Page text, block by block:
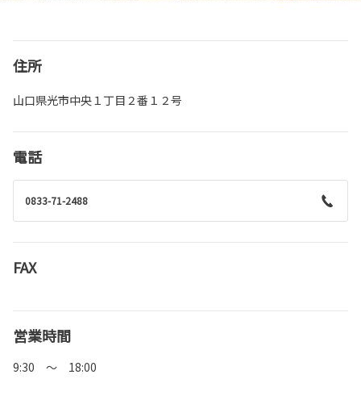
住所
山口県光市中央１丁目２番１２号
電話
0833-71-2488
FAX
営業時間
9:30 ～ 18:00